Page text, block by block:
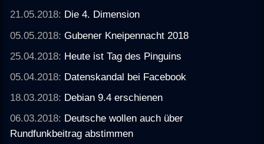
21.05.2018: Die 4. Dimension
05.05.2018:Gubener Kneipennacht 2018
25.04.2018: Heute ist Tag des Pinguins
05.04.2018: Datenskandal bei Facebook
18.03.2018: Debian 9.4 erschienen
06.03.2018: Deutsche wollen auch über
Rundfunkbeitrag abstimmen